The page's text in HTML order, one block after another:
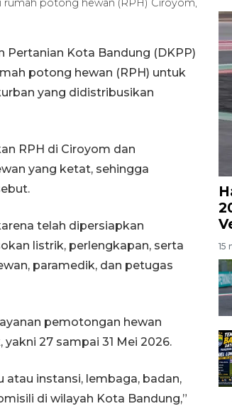
potong hewan (RPH) Ciroyom,
Pertanian Kota Bandung (DKPP)
potong hewan (RPH) untuk
yang didistribusikan
RPH di Ciroyom dan
yang ketat, sehingga
telah dipersiapkan
listrik, perlengkapan, serta
paramedik, dan petugas
pemotongan hewan
27 sampai 31 Mei 2026.
atau instansi, lembaga, badan,
di wilayah Kota Bandung,”
15